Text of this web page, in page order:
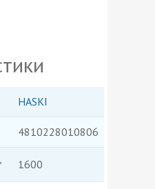
HASKI
4810228010806
1600